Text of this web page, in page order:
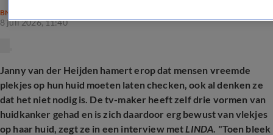
BN'ERS
8 juli 2026, 11:40
Janny van der Heijden hamert erop dat mensen vreemde
plekjes op hun huid moeten laten checken, ook al denken ze
dat het niet nodig is. De tv-maker heeft zelf drie vormen van
huidkanker gehad en is zich daardoor erg bewust van vlekjes
op haar huid, zegt ze in een interview metLINDA. "Toen bleek